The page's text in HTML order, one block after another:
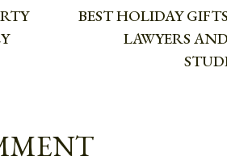
BEST HOLIDAY
LAWYERS